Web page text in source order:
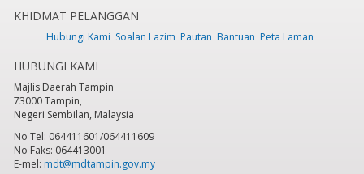
KHIDMAT PELANGGAN
Hubungi Kami Soalan Lazim Pautan Bantuan Peta Laman
HUBUNGI KAMI
Majlis Daerah Tampin
73000 Tampin,
Negeri Sembilan, Malaysia
No Tel: 064411601/064411609
No Faks: 064413001
E-mel: mdt@mdtampin.gov.my